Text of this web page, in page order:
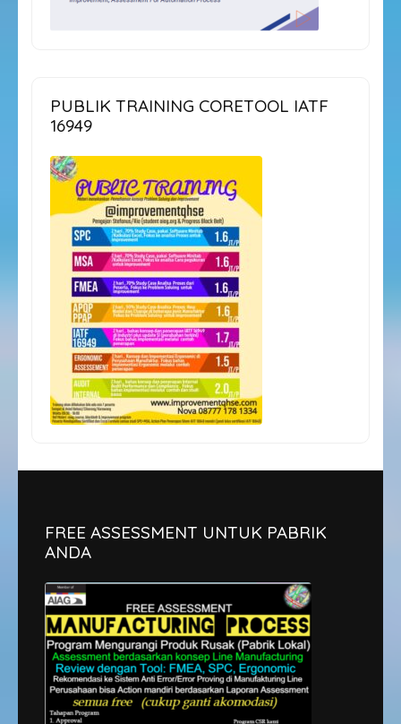
PUBLIK TRAINING CORETOOL IATF
16949
FREE ASSESSMENT UNTUK PABRIK
ANDA